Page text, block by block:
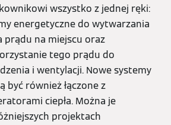
wszystko z jednej ręki:
energetyczne do wytwarzania
prądu na miejscu oraz
tego prądu do
i wentylacji. Nowe systemy
być również łączone z
ciepła. Można je
projektach